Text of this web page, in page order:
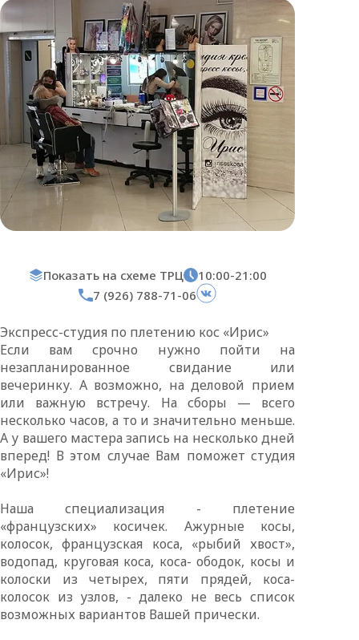
Показать на схеме ТРЦ
10:00-21:00
7 (926) 788-71-06
Экспресс-студия по плетению кос «Ирис»
Если вам срочно нужно пойти на
незапланированное свидание или
вечеринку. А возможно, на деловой прием
или важную встречу. На сборы — всего
несколько часов, а то и значительно меньше.
А у вашего мастера запись на несколько дней
вперед! В этом случае Вам поможет студия
«Ирис»!
Наша специализация - плетение
«французских» косичек. Ажурные косы,
колосок, французская коса, «рыбий хвост»,
водопад, круговая коса, коса- ободок, косы и
колоски из четырех, пяти прядей, коса-
колосок из узлов, - далеко не весь список
возможных вариантов Вашей прически.